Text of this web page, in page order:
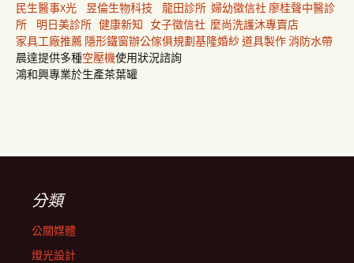
民生醫事X光 昱倫生物科技 龍田診所 婦幼徵信社 廖桂聲中醫診
所
明日美診所 健康新知 女子徵信社 麼尚洗護沐專賣店
家具工廠推薦 隱形鐵窗辦公傢俱規劃基隆婚紗道具製作消防水帶
晨達提供多種空壓機使用狀況諮詢
鴻和興專業於生產茶葉罐
分類
公關媒體
燈光設計